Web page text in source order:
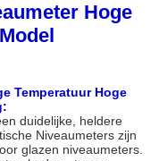
Hoge
Temperatuur Hoge
duidelijke, heldere
Niveaumeters zijn
glazen niveaumeters.